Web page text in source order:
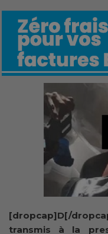
[dropcap]D[/
transmis à la